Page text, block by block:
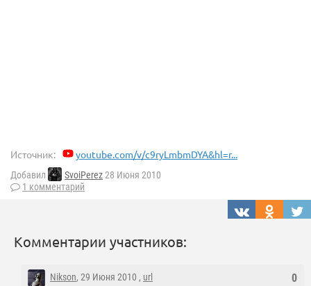
Источник: youtube.com/v/c9ryLmbmDYA&hl=r...
Добавил SvoiPerez28 Июня 2010
1 комментарий
Комментарии участников:
0
Nikson, 29 Июня 2010 , url